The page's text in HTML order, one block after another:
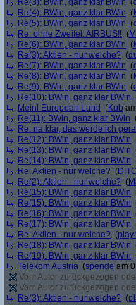
Re(3): BWin, ganz klar BWin (
Re(4): BWin, ganz klar BWin (
Re(5): BWin, ganz klar BWin (
Re: ohne Zweifel: AIRBUS!! (
Re(6): BWin, ganz klar BWin (
Re(3): Aktien - nur welche? (
Re(7): BWin, ganz klar BWin (
Re(8): BWin, ganz klar BWin (
Re(9): BWin, ganz klar BWin (
Re(10): BWin, ganz klar BWin
Meinl European Land (Kub
Re(11): BWin, ganz klar BWin
Re: na klar, das werde ich
Re(12): BWin, ganz klar BWin
Re(13): BWin, ganz klar BWin
Re(14): BWin, ganz klar BWin
Re: Aktien - nur welche? (DITC
Re(2): Aktien - nur welche? (
Re(15): BWin, ganz klar BWin
Re(15): BWin, ganz klar BWin
Re(16): BWin, ganz klar BWin
Re(17): BWin, ganz klar BWin
Re: Aktien - nur welche? (
Re(18): BWin, ganz klar BWin
Re(19): BWin, ganz klar BWin
Telekom Austria (spende am
Vom Autor zurückgezogen
Vom Autor zurückgezogen
Re(3): Aktien - nur welche? (